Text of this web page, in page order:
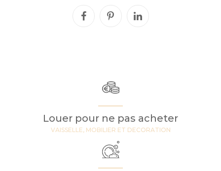
Louer pour ne pas acheter
VAISSELLE, MOBILIER ET DECORATION